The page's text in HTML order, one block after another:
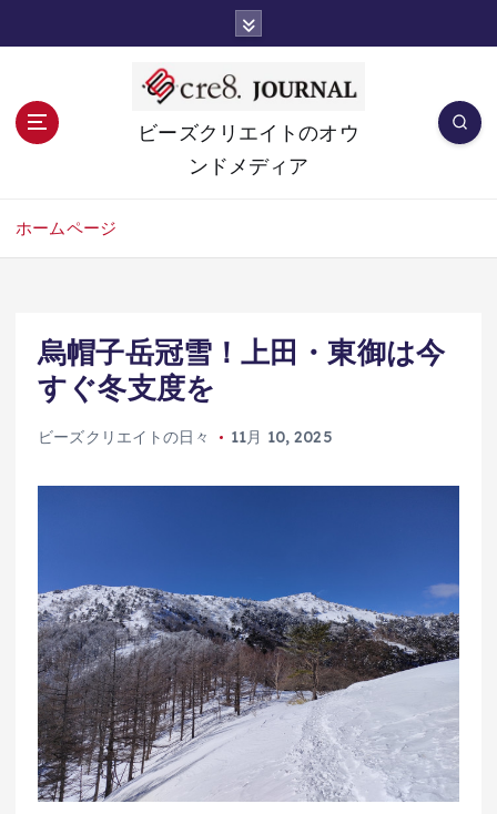
ビーズクリエイトのオウ
ンドメディア
ホームページ
烏帽子岳冠雪！上田・東御は今
すぐ冬支度を
ビーズクリエイトの日々 11月 10, 2025